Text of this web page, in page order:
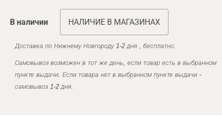
В наличии НАЛИЧИЕ В МАГАЗИНАХ
Доставка по Нижнему Новгороду 1-2 дня , бесплатно.
Самовывоз возможен в тот же день, если товар есть в выбранном
пункте выдачи. Если товара нет в выбранном пункте выдачи -
самовывоз 1-2 дня.